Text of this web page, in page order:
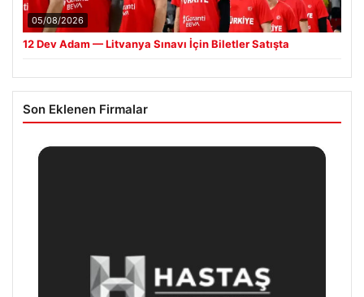
05/08/2026
12 Dev Adam — Litvanya Sınavı İçin Biletler Satışta
Son Eklenen Firmalar